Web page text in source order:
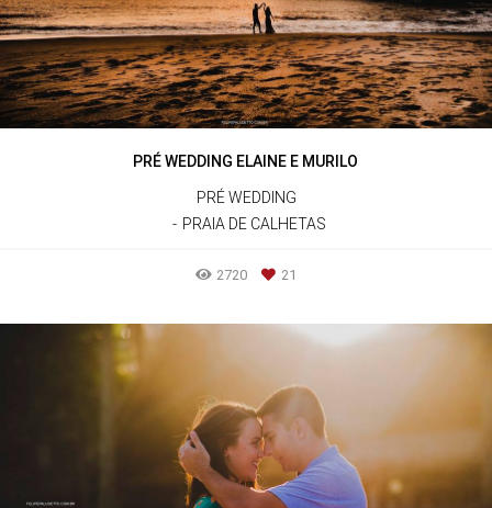
PRÉ WEDDING ELAINE E MURILO
PRÉ WEDDING
PRAIA DE CALHETAS
2720 21